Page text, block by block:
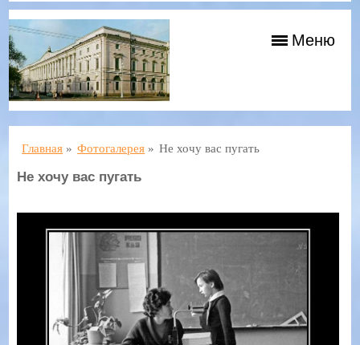
Меню
Главная » Фотогалерея » Не хочу вас пугать
Не хочу вас пугать